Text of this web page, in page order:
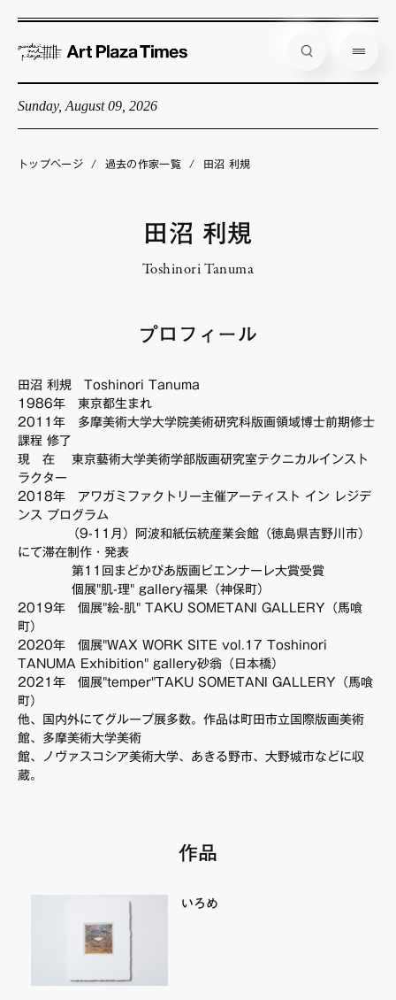
Sunday, August 09, 2026
企画展情報
アーティスト
FAQ・お問い合わせ
トップページ / 過去の作家一覧 / 田沼 利規
田沼 利規
Toshinori Tanuma
プロフィール
田沼 利規 Toshinori Tanuma
1986年 東京都生まれ
2011年 多摩美術大学大学院美術研究科版画領域博士前期修士
課程 修了
現 在 東京藝術大学美術学部版画研究室テクニカルインスト
ラクター
2018年 アワガミファクトリー主催アーティスト イン レジデ
ンス プログラム
（9-11月）阿波和紙伝統産業会館（徳島県吉野川市）
にて滞在制作・発表
第11回まどかぴあ版画ビエンナーレ大賞受賞
個展"肌-理" gallery福果（神保町）
2019年 個展"絵-肌" TAKU SOMETANI GALLERY（馬喰
町）
2020年 個展"WAX WORK SITE vol.17 Toshinori
TANUMA Exhibition" gallery砂翁（日本橋）
2021年 個展"temper"TAKU SOMETANI GALLERY（馬喰
町）
他、国内外にてグループ展多数。作品は町田市立国際版画美術
館、多摩美術大学美術
館、ノヴァスコシア美術大学、あきる野市、大野城市などに収
蔵。
作品
いろめ